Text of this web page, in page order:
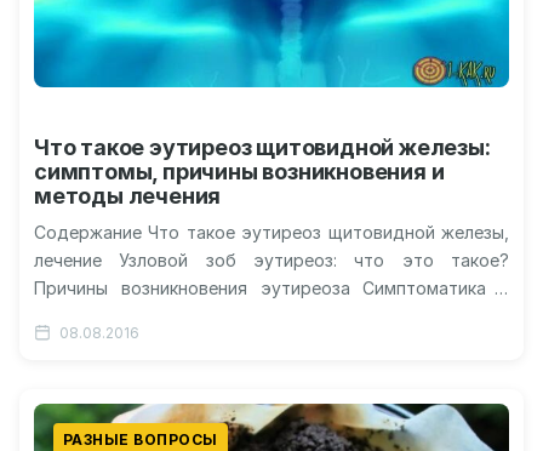
Что такое эутиреоз щитовидной железы:
симптомы, причины возникновения и
методы лечения
Содержание Что такое эутиреоз щитовидной железы,
лечение Узловой зоб эутиреоз: что это такое?
Причины возникновения эутиреоза Симптоматика и
Последствия эутиреоза Видео…
08.08.2016
РАЗНЫЕ ВОПРОСЫ